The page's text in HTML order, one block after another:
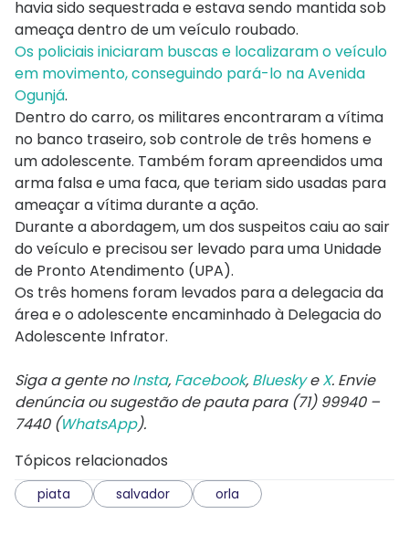
havia sido sequestrada e estava sendo mantida sob
ameaça dentro de um veículo roubado.
Os policiais iniciaram buscas e localizaram o veículo
em movimento, conseguindo pará-lo na Avenida
Ogunjá.
Dentro do carro, os militares encontraram a vítima
no banco traseiro, sob controle de três homens e
um adolescente. Também foram apreendidos uma
arma falsa e uma faca, que teriam sido usadas para
ameaçar a vítima durante a ação.
Durante a abordagem, um dos suspeitos caiu ao sair
do veículo e precisou ser levado para uma Unidade
de Pronto Atendimento (UPA).
Os três homens foram levados para a delegacia da
área e o adolescente encaminhado à Delegacia do
Adolescente Infrator.
Siga a gente noInsta, Facebook, BlueskyeX. Envie
denúncia ou sugestão de pauta para (71) 99940 –
7440 (WhatsApp).
Tópicos relacionados
piata salvador orla